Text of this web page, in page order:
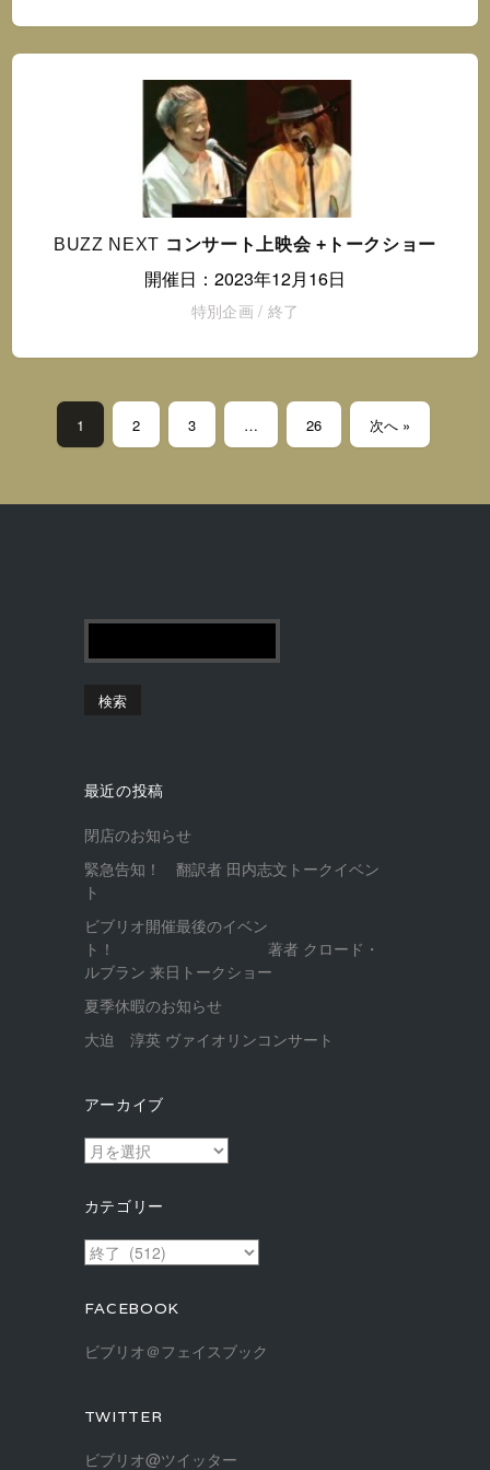
BUZZ NEXT コンサート上映会 +トークショー
開催日：2023年12月16日
特別企画 / 終了
1 2 3 … 26 次へ »
最近の投稿
閉店のお知らせ
緊急告知！ 翻訳者 田内志文トークイベン
ト
ビブリオ開催最後のイベン
ト！ 著者 クロード・
ルブラン 来日トークショー
夏季休暇のお知らせ
大迫 淳英 ヴァイオリンコンサート
アーカイブ
ア
ー
イ
ブ
カテゴリー
カ
テ
リ
ー
FACEBOOK
ビブリオ＠フェイスブック
TWITTER
ビブリオ@ツイッター